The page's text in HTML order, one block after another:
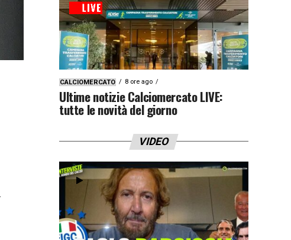
CALCIOMERCATO 8 ore ago
Ultime notizie Calciomercato LIVE:
tutte le novità del giorno
VIDEO